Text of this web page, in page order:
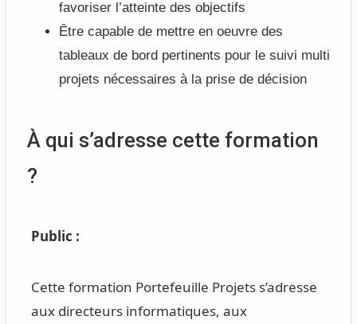
favoriser l’atteinte des objectifs
Être capable de mettre en oeuvre des
tableaux de bord pertinents pour le suivi multi
projets nécessaires à la prise de décision
À qui s’adresse cette formation
?
Public :
Cette formation Portefeuille Projets s’adresse
aux directeurs informatiques, aux